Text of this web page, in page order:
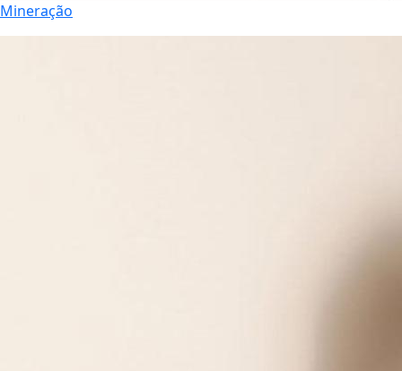
Mineração